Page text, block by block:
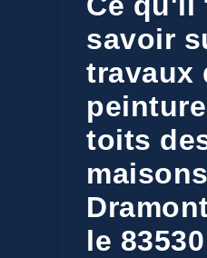
savoir
travaux
toits
le 83530